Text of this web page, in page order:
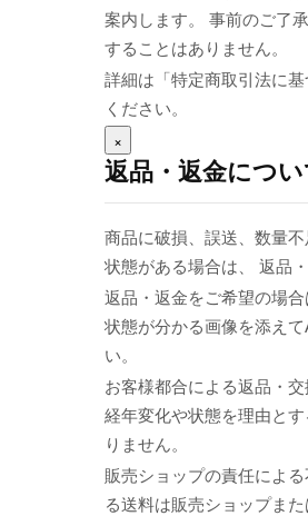
案内します。 事前のご了
することはありません。
詳細は「特定商取引法に
ください。
×
返品・返金につい
商品に破損、誤送、数量
状態がある場合は、 返品
返品・返金をご希望の場
状態が分かる画像を添え
い。
お客様都合による返品・
経年変化や状態を理由と
りません。
販売ショップの責任によ
る送料は販売ショップま